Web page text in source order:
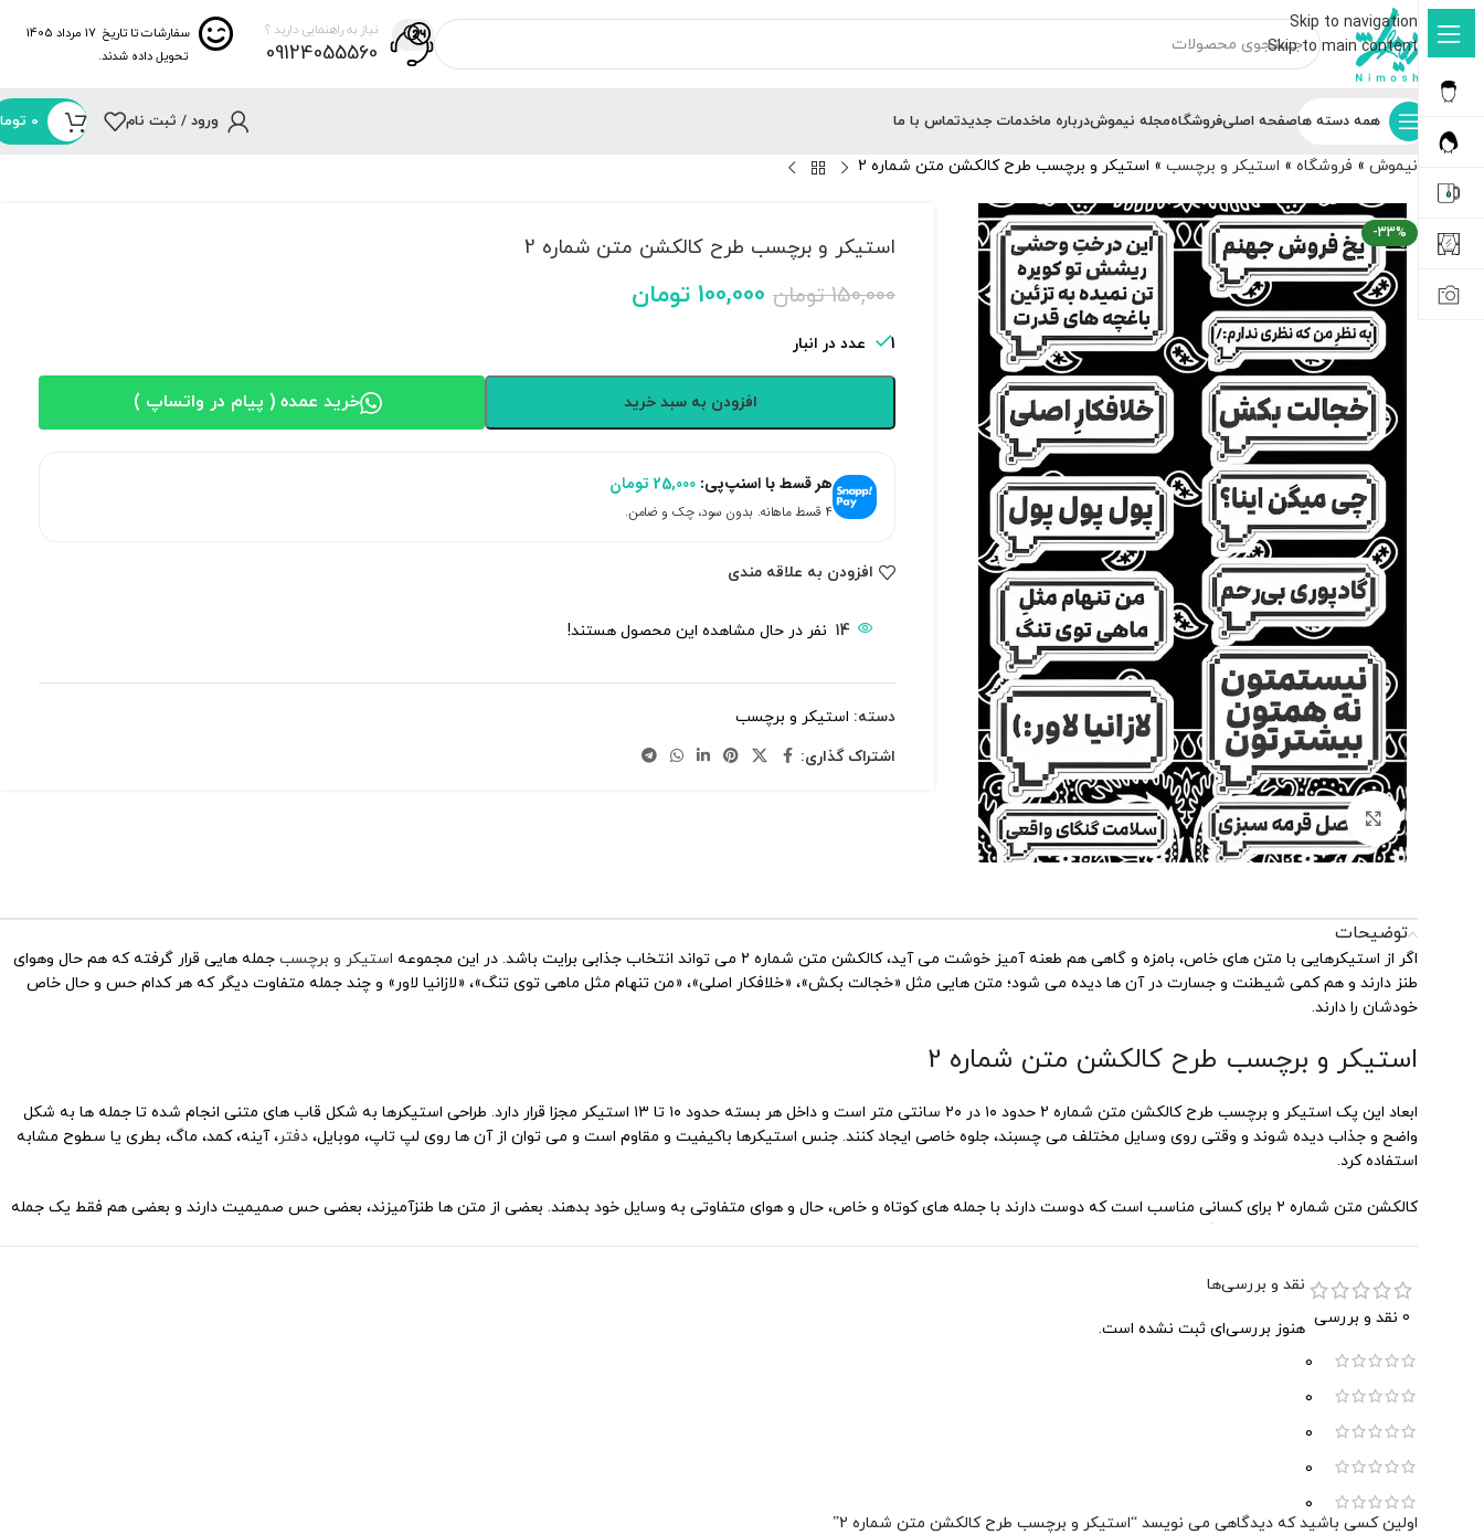
Skip to navigation
Skip to main content
نیاز به راهنمایی دارید ؟
09124055560
سفارشات تا تاریخ 17 مرداد 1405
تحویل داده شدند.
همه دسته هاصفحه اصلیفروشگاهمجله نیموشدرباره ماخدمات جدیدتماس با ما ورود / ثبت نام 0
نیموش » فروشگاه » استیکر و برچسب » استیکر و برچسب طرح کالکشن متن شماره 2
-33%
بزرگنمایی تصویر
استیکر و برچسب طرح کالکشن متن شماره 2
150,000 تومان 100,000 تومان
1 عدد در انبار
افزودن به سبد خرید خرید عمده ( پیام در واتساپ )
هر قسط با اسنپ‌پی: 25,000 تومان
۴ قسط ماهانه. بدون سود، چک و ضامن.
افزودن به علاقه مندی
14 نفر در حال مشاهده این محصول هستند!
دسته: استیکر و برچسب
اشتراک گذاری:
توضیحات
اگر از استیکرهایی با متن های خاص، بامزه و گاهی هم طعنه آمیز خوشت می آید، کالکشن متن شماره ۲ می تواند انتخاب جذابی برایت باشد. در این مجموعه استیکر و برچسب جمله هایی قرار گرفته که هم حال وهوای
طنز دارند و هم کمی شیطنت و جسارت در آن ها دیده می شود؛ متن هایی مثل «خجالت بکش»، «خلافکار اصلی»، «من تنهام مثل ماهی توی تنگ»، «لازانیا لاور» و چند جمله متفاوت دیگر که هر کدام حس و حال خاص
خودشان را دارند.
استیکر و برچسب طرح کالکشن متن شماره 2
ابعاد این پک استیکر و برچسب طرح کالکشن متن شماره 2 حدود ۱۰ در ۲۰ سانتی متر است و داخل هر بسته حدود ۱۰ تا ۱۳ استیکر مجزا قرار دارد. طراحی استیکرها به شکل قاب های متنی انجام شده تا جمله ها به شکل
واضح و جذاب دیده شوند و وقتی روی وسایل مختلف می چسبند، جلوه خاصی ایجاد کنند. جنس استیکرها باکیفیت و مقاوم است و می توان از آن ها روی لپ تاپ، موبایل، دفتر، آینه، کمد، ماگ، بطری یا سطوح مشابه
استفاده کرد.
کالکشن متن شماره ۲ برای کسانی مناسب است که دوست دارند با جمله های کوتاه و خاص، حال و هوای متفاوتی به وسایل خود بدهند. بعضی از متن ها طنزآمیزند، بعضی حس صمیمیت دارند و بعضی هم فقط یک جمله
اگر دنبال یک پک استیکر متفاوت، امروزی و پر از جمله های خاص هستی، کالکشن متن شماره ۲ می تواند انتخابی جذاب برای مجموعه استیکرهای تو باشد.
0 نقد و بررسی
0
0
0
0
0
نقد و بررسی‌ها
هنوز بررسی‌ای ثبت نشده است.
اولین کسی باشید که دیدگاهی می نویسد “استیکر و برچسب طرح کالکشن متن شماره 2”